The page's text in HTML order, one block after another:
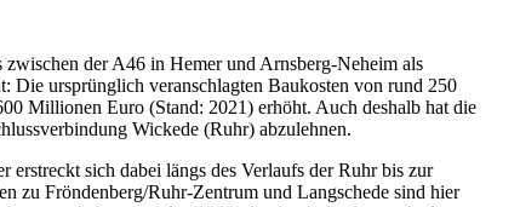
der A46 in Hemer und Arnsberg-Neheim als
Die ursprünglich veranschlagten Baukosten von rund 250
Millionen Euro (Stand: 2021) erhöht. Auch deshalb hat die
Wickede (Ruhr) abzulehnen.
sich dabei längs des Verlaufs der Ruhr bis zur
zu Fröndenberg/Ruhr-Zentrum und Langschede sind hier